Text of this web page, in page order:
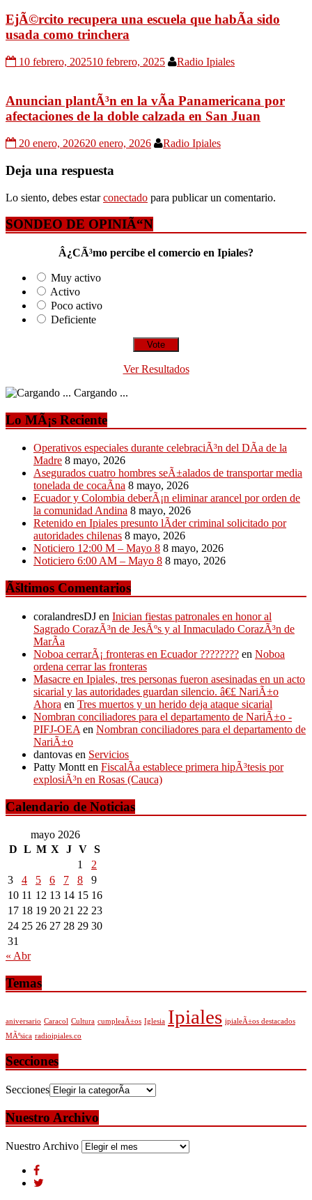
EjÃ©rcito recupera una escuela que habÃ­a sido
usada como trinchera
10 febrero, 202510 febrero, 2025 Radio Ipiales
Anuncian plantÃ³n en la vÃ­a Panamericana por
afectaciones de la doble calzada en San Juan
20 enero, 202620 enero, 2026 Radio Ipiales
Deja una respuesta
Lo siento, debes estarconectado para publicar un comentario.
SONDEO DE OPINIÃ“N
Â¿CÃ³mo percibe el comercio en Ipiales?
Muy activo
Activo
Poco activo
Deficiente
Ver Resultados
Cargando ...
Lo MÃ¡s Reciente
Operativos especiales durante celebraciÃ³n del DÃ­a de la
Madre 8 mayo, 2026
Asegurados cuatro hombres seÃ±alados de transportar media
tonelada de cocaÃ­na 8 mayo, 2026
Ecuador y Colombia deberÃ¡n eliminar arancel por orden de
la comunidad Andina 8 mayo, 2026
Retenido en Ipiales presunto lÃ­der criminal solicitado por
autoridades chilenas 8 mayo, 2026
Noticiero 12:00 M – Mayo 8 8 mayo, 2026
Noticiero 6:00 AM – Mayo 8 8 mayo, 2026
Ãšltimos Comentarios
coralandresDJ en Inician fiestas patronales en honor al
Sagrado CorazÃ³n de JesÃºs y al Inmaculado CorazÃ³n de
MarÃ­a
Noboa cerrarÃ¡ fronteras en Ecuador ???????? en Noboa
ordena cerrar las fronteras
Masacre en Ipiales, tres personas fueron asesinadas en un acto
sicarial y las autoridades guardan silencio. â€£ NariÃ±o
Ahora en Tres muertos y un herido deja ataque sicarial
Nombran conciliadores para el departamento de NariÃ±o -
PIFJ-OEA en Nombran conciliadores para el departamento de
NariÃ±o
dantovas en Servicios
Patty Montt en FiscalÃ­a establece primera hipÃ³tesis por
explosiÃ³n en Rosas (Cauca)
Calendario de Noticias
mayo 2026
D L M X J V S
1
2
3
4 5 6 7 8
9
10 11 12 13 14 15 16
17 18 19 20 21 22 23
24 25 26 27 28 29 30
31
« Abr
Temas
aniversario Caracol Cultura cumpleaÃ±os Iglesia Ipiales ipialeÃ±os destacados
MÃºsica radioipiales.co
Secciones
Secciones
Nuestro Archivo
Nuestro Archivo